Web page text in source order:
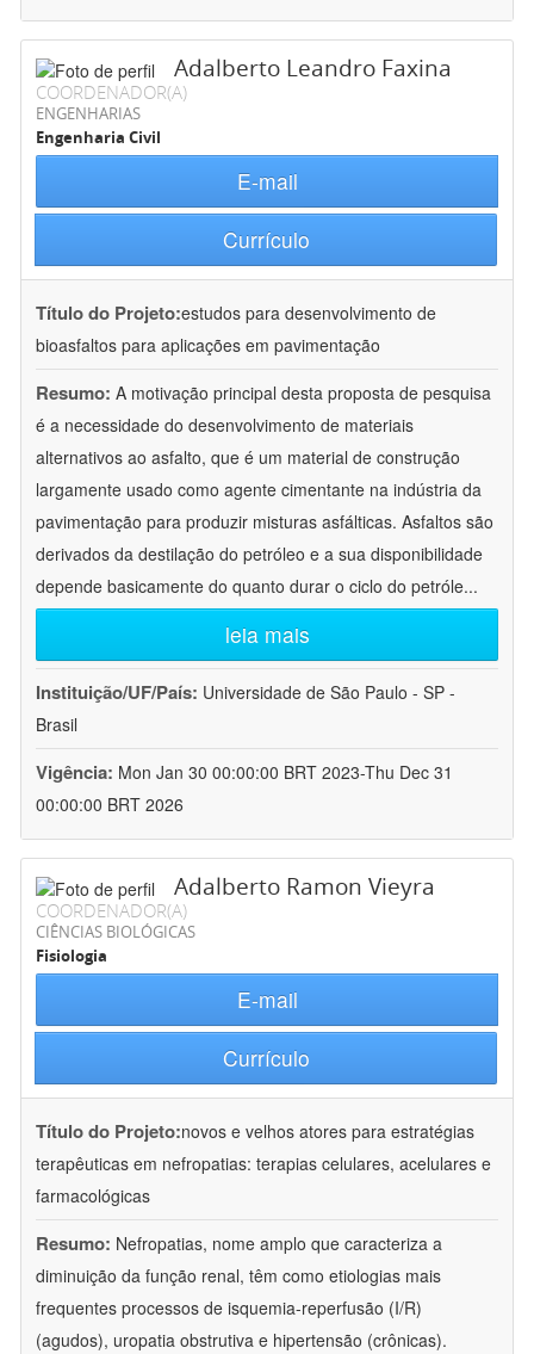
Adalberto Leandro Faxina
COORDENADOR(A)
ENGENHARIAS
Engenharia Civil
E-mail
Currículo
Título do Projeto:estudos para desenvolvimento de
bioasfaltos para aplicações em pavimentação
Resumo: A motivação principal desta proposta de pesquisa
é a necessidade do desenvolvimento de materiais
alternativos ao asfalto, que é um material de construção
largamente usado como agente cimentante na indústria da
pavimentação para produzir misturas asfálticas. Asfaltos são
derivados da destilação do petróleo e a sua disponibilidade
depende basicamente do quanto durar o ciclo do petróle...
leia mais
Instituição/UF/País: Universidade de São Paulo - SP -
Brasil
Vigência: Mon Jan 30 00:00:00 BRT 2023-Thu Dec 31
00:00:00 BRT 2026
Adalberto Ramon Vieyra
COORDENADOR(A)
CIÊNCIAS BIOLÓGICAS
Fisiologia
E-mail
Currículo
Título do Projeto:novos e velhos atores para estratégias
terapêuticas em nefropatias: terapias celulares, acelulares e
farmacológicas
Resumo: Nefropatias, nome amplo que caracteriza a
diminuição da função renal, têm como etiologias mais
frequentes processos de isquemia-reperfusão (I/R)
(agudos), uropatia obstrutiva e hipertensão (crônicas).